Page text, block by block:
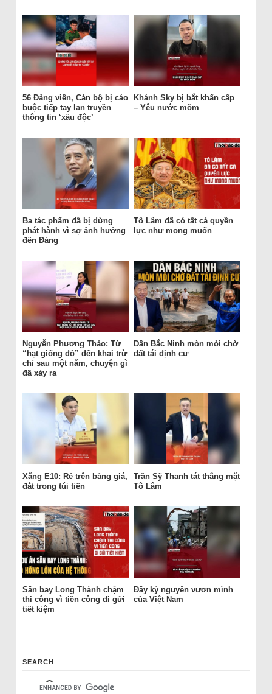
56 Đảng viên, Cán bộ bị cáo
buộc tiếp tay lan truyền
thông tin ‘xấu độc’
Khánh Sky bị bắt khẩn cấp
– Yêu nước mõm
Ba tác phẩm đã bị dừng
phát hành vì sợ ảnh hưởng
đến Đảng
Tô Lâm đã có tất cả quyền
lực như mong muốn
Nguyễn Phương Thảo: Từ
“hạt giống đỏ” đến khai trừ
chỉ sau một năm, chuyện gì
đã xảy ra
Dân Bắc Ninh mòn mỏi chờ
đất tái định cư
Xăng E10: Rẻ trên bảng giá,
đắt trong túi tiền
Trần Sỹ Thanh tát thẳng mặt
Tô Lâm
Sân bay Long Thành chậm
thi công vì tiền công đi gửi
tiết kiệm
Đây kỷ nguyên vươn mình
của Việt Nam
SEARCH